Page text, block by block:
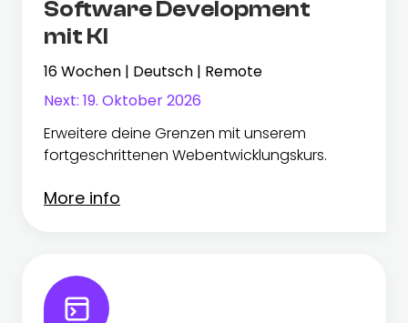
Software Development
mit KI
16 Wochen | Deutsch | Remote
Next: 19. Oktober 2026
Erweitere deine Grenzen mit unserem
fortgeschrittenen Webentwicklungskurs.
More info